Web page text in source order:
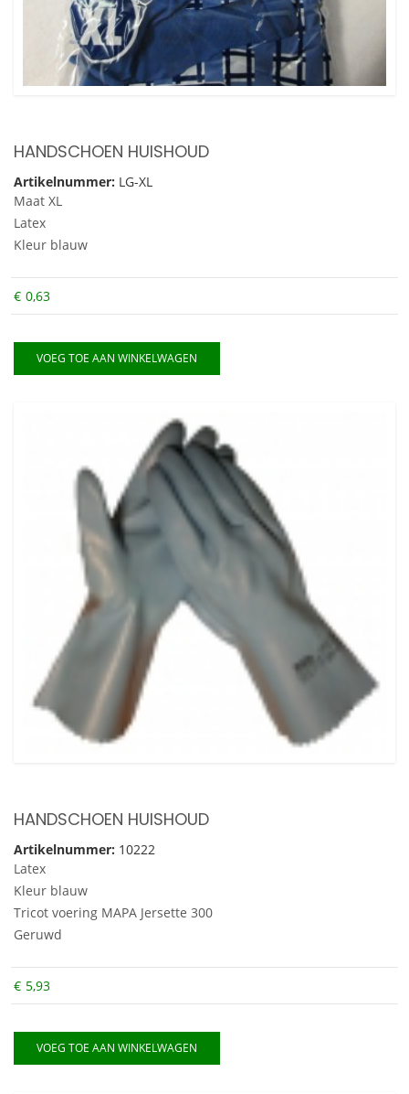
HANDSCHOEN HUISHOUD
Artikelnummer: LG-XL
Maat XL
Latex
Kleur blauw
€ 0,63
VOEG TOE AAN WINKELWAGEN
HANDSCHOEN HUISHOUD
Artikelnummer: 10222
Latex
Kleur blauw
Tricot voering MAPA Jersette 300
Geruwd
€ 5,93
VOEG TOE AAN WINKELWAGEN